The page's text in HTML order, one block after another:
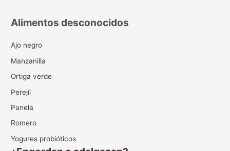
Alimentos desconocidos
Ajo negro
Manzanilla
Ortiga verde
Perejíl
Panela
Romero
Yogures probióticos